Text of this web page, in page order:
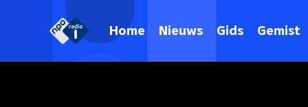
Home Nieuws Gids Gemist